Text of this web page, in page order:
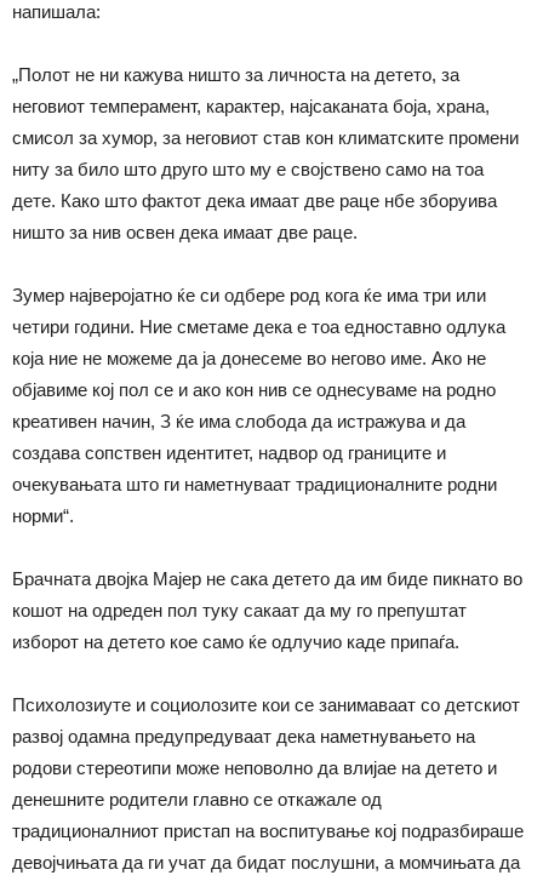
напишала:
„Полот не ни кажува ништо за личноста на детето, за
неговиот темперамент, карактер, најсаканата боја, храна,
смисол за хумор, за неговиот став кон климатските промени
ниту за било што друго што му е својствено само на тоа
дете. Како што фактот дека имаат две раце нбе зборуива
ништо за нив освен дека имаат две раце.
Зумер најверојатно ќе си одбере род кога ќе има три или
четири години. Ние сметаме дека е тоа едноставно одлука
која ние не можеме да ја донесеме во негово име. Ако не
објавиме кој пол се и ако кон нив се однесуваме на родно
креативен начин, З ќе има слобода да истражува и да
создава сопствен идентитет, надвор од границите и
очекувањата што ги наметнуваат традиционалните родни
норми“.
Брачната двојка Мајер не сака детето да им биде пикнато во
кошот на одреден пол туку сакаат да му го препуштат
изборот на детето кое само ќе одлучио каде припаѓа.
Психолозиуте и социолозите кои се занимаваат со детскиот
развој одамна предупредуваат дека наметнувањето на
родови стереотипи може неповолно да влијае на детето и
денешните родители главно се откажале од
традиционалниот пристап на воспитување кој подразбираше
девојчињата да ги учат да бидат послушни, а момчињата да